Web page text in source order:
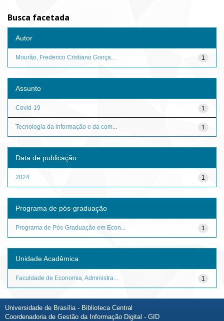
Busca facetada
Autor
1
Mourão, Frederico Cristiano Gonça...
Assunto
1
Covid-19
1
Tecnologia da informação e da com...
Data de publicação
1
2024
Programa de pós-graduação
1
Programa de Pós-Graduação em Econ...
Unidade Acadêmica
1
Faculdade de Economia, Administra...
Universidade de Brasília - Biblioteca Central
Coordenadoria de Gestão da Informação Digital - GID